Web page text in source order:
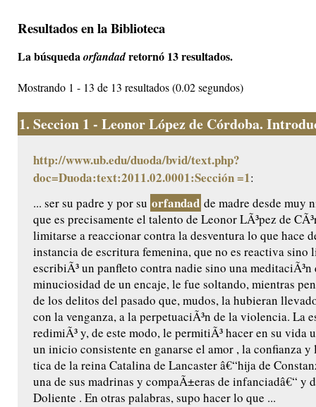
Resultados en la Biblioteca
La búsquedaorfandadretornó 13 resultados.
Mostrando 1 - 13 de 13 resultados (0.02 segundos)
1. Seccion 1 - Leonor López de Córdoba.
http://www.ub.edu/duoda/bvid/text.php?
doc=Duoda:text:2011.02.0001:Sección =1:
... ser su padre y por su orfandad de madre desde muy
que es precisamente el talento de Leonor LÃ³pez de
limitarse a reaccionar contra la desventura lo que hace
instancia de escritura femenina, que no es reactiva sino
escribiÃ³ un panfleto contra nadie sino una meditaciÃ³n
minuciosidad de un encaje, le fue soltando, mientras
de los delitos del pasado que, mudos, la hubieran
con la venganza, a la perpetuaciÃ³n de la violencia. La
redimiÃ³ y, de este modo, le permitiÃ³ hacer en su vida
un inicio consistente en ganarse el amor , la confianza
tica de la reina Catalina de Lancaster â€“hija de
una de sus madrinas y compaÃ±eras de infanciadâ€“ y
Doliente . En otras palabras, supo hacer lo que ...